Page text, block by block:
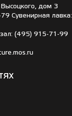
дом 3
Сувенирная лавка:
(495) 915-71-99